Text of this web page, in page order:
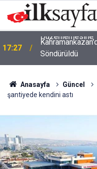
17:27
Söndürüldü
Anasayfa Güncel
şantiyede kendini astı